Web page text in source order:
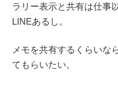
ラリー表示と共有は仕事
LINEあるし。
メモを共有するくらいな
てもらいたい。